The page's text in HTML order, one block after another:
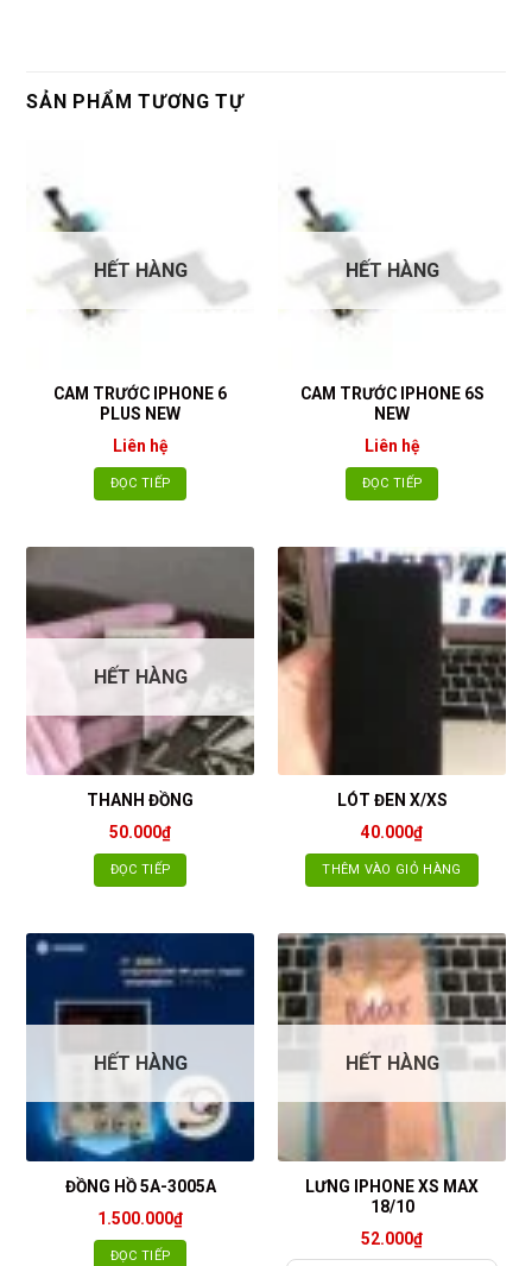
SẢN PHẨM TƯƠNG TỰ
HẾT HÀNG
CAM TRƯỚC IPHONE 6
PLUS NEW
Liên hệ
ĐỌC TIẾP
HẾT HÀNG
CAM TRƯỚC IPHONE 6S
NEW
Liên hệ
ĐỌC TIẾP
HẾT HÀNG
THANH ĐỒNG
50.000₫
ĐỌC TIẾP
LÓT ĐEN X/XS
40.000₫
THÊM VÀO GIỎ HÀNG
HẾT HÀNG
ĐỒNG HỒ 5A-3005A
1.500.000₫
ĐỌC TIẾP
HẾT HÀNG
LƯNG IPHONE XS MAX
18/10
52.000₫